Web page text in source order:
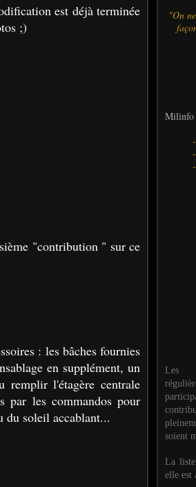
est déjà terminée
;)
"contribution " sur ce
: les bâches fournies
en supplément, un
remplir l'étagère centrale
par les commandos pour
du soleil accablant...
"On
Milinfo
Les
soient
La
elle est